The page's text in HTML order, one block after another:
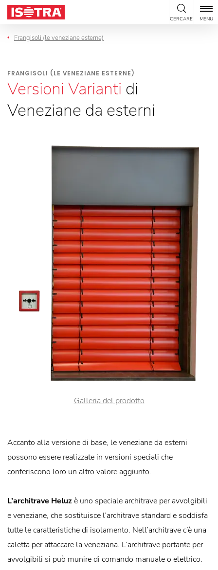
Vai al contenuto
CERCARE MENU
Frangisoli (le veneziane esterne)
FRANGISOLI (LE VENEZIANE ESTERNE)
Versioni Varianti di
Veneziane da esterni
Galleria del prodotto
Accanto alla versione di base, le veneziane da esterni
possono essere realizzate in versioni speciali che
conferiscono loro un altro valore aggiunto.
L’architrave Heluzè uno speciale architrave per avvolgibili
e veneziane, che sostituisce l’architrave standard e soddisfa
tutte le caratteristiche di isolamento. Nell’architrave c’è una
caletta per attaccare la veneziana. L’architrave portante per
avvolgibili si può munire di comando manuale o elettrico.